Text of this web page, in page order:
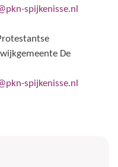
spijkenisse.nl
De
spijkenisse.nl